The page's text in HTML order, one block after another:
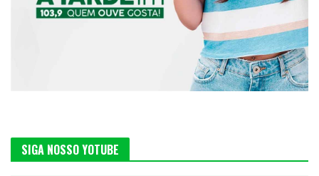
SIGA NOSSO YOTUBE